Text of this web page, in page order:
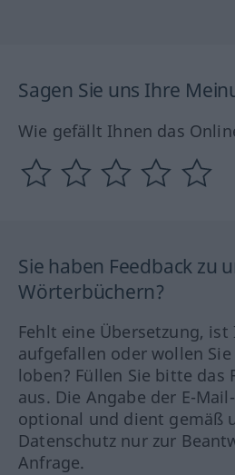
Sagen Sie uns Ihre
Wie gefällt Ihnen das
Sie haben Feedback zu
Wörterbüchern?
Fehlt eine Übersetzung,
aufgefallen oder wollen
loben? Füllen Sie bitte das
aus. Die Angabe der E-
optional und dient gemäß
Datenschutz nur zur
Anfrage.